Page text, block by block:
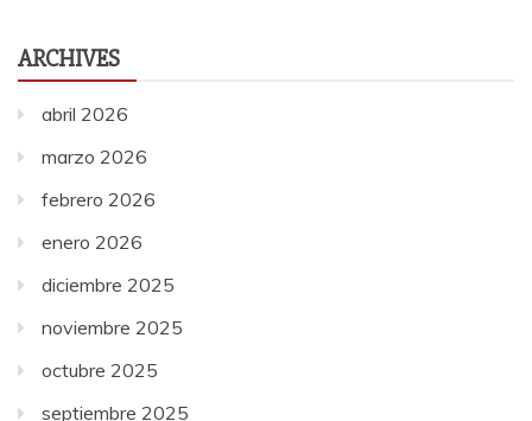
ARCHIVES
abril 2026
marzo 2026
febrero 2026
enero 2026
diciembre 2025
noviembre 2025
octubre 2025
septiembre 2025